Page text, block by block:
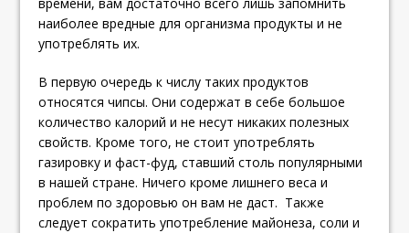
наиболее вредные для организма продукты и не
употреблять их.
В первую очередь к числу таких продуктов
относятся чипсы. Они содержат в себе большое
количество калорий и не несут никаких полезных
свойств. Кроме того, не стоит употреблять
газировку и фаст-фуд, ставший столь популярными
в нашей стране. Ничего кроме лишнего веса и
проблем по здоровью он вам не даст. Также
следует сократить употребление майонеза, соли и